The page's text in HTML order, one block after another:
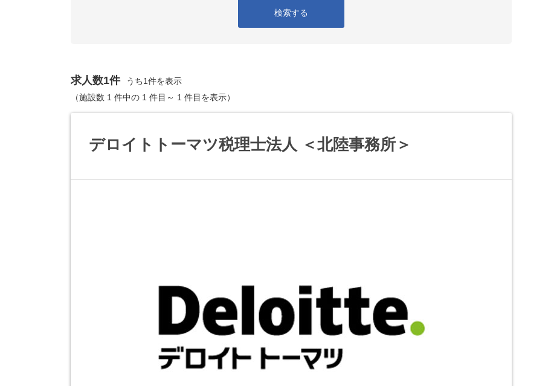
検索する
求人数1件
うち1件を表示
（施設数 1 件中の 1 件目～ 1 件目を表示）
デロイトトーマツ税理士法人 ＜北陸事務所＞